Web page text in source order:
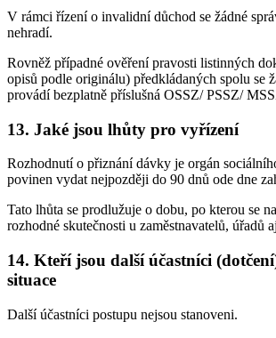
V rámci řízení o invalidní důchod se žádné
nehradí.
Rovněž případné ověření pravosti listinných
opisů podle originálu) předkládaných spolu se
provádí bezplatně příslušná OSSZ/ PSSZ/
13. Jaké jsou lhůty pro vyřízení
Rozhodnutí o přiznání dávky je orgán
povinen vydat nejpozději do 90 dnů ode dne
Tato lhůta se prodlužuje o dobu, po kterou se
rozhodné skutečnosti u zaměstnavatelů, úřadů
14. Kteří jsou další účastníci
situace
Další účastníci postupu nejsou stanoveni.